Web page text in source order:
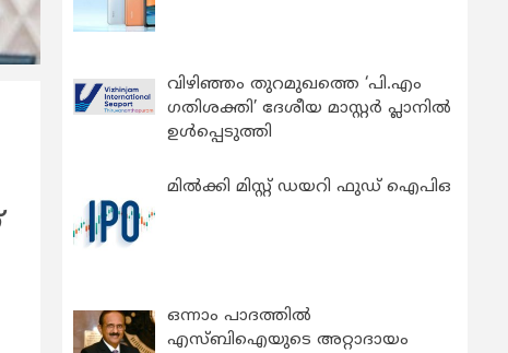
വിഴിഞ്ഞം തുറമുഖത്തെ ‘പി.എം
ഗതിശക്തി’ ദേശീയ മാസ്റ്റർ പ്ലാനിൽ
ഉൾപ്പെടുത്തി
മിൽക്കി മിസ്റ്റ് ഡയറി ഫുഡ് ഐപിഒ
ഒന്നാം പാദത്തിൽ
എസ്ബിഐയുടെ അറ്റാദായം